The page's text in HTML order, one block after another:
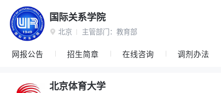
国际关系学院
 北京 主管部门： 教育部
网报公告 招生简章 在线咨询 调剂办法
北京体育大学